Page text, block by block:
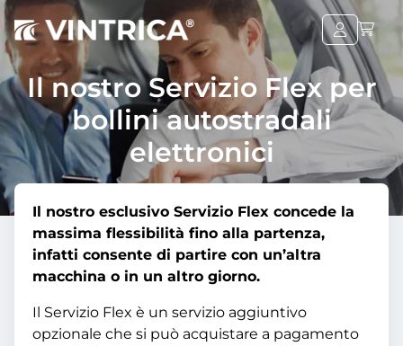
Il nostro Servizio Flex per
bollini autostradali
elettronici
Il nostro esclusivo Servizio Flex concede la
massima flessibilità fino alla partenza,
infatti consente di partire con un’altra
macchina o in un altro giorno.
Il Servizio Flex è un servizio aggiuntivo
opzionale che si può acquistare a pagamento